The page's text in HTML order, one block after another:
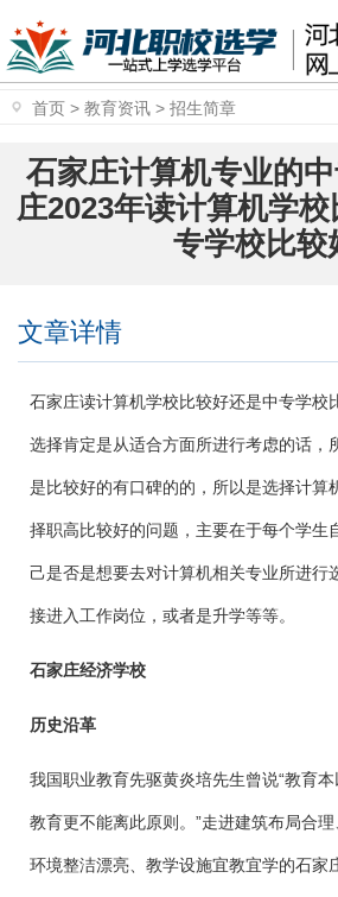
首页 > 教育资讯 > 招生简章
石家庄计算机专业的
庄2023年读计算机学
专学校比较
文章详情
石家庄读计算机学校比较好还是中专学校
选择肯定是从适合方面所进行考虑的话，
是比较好的有口碑的的，所以是选择计算
择职高比较好的问题，主要在于每个学生
己是否是想要去对计算机相关专业所进行
接进入工作岗位，或者是升学等等。
石家庄经济学校
历史沿革
我国职业教育先驱黄炎培先生曾说“教育
教育更不能离此原则。”走进建筑布局合
环境整洁漂亮、教学设施宜教宜学的石家